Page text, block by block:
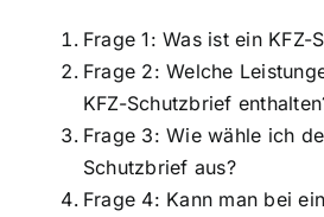
Frage 1: Was ist ein KFZ-
Frage 2: Welche
KFZ-Schutzbrief
Frage 3: Wie wähle ich
Schutzbrief aus?
Frage 4: Kann man bei